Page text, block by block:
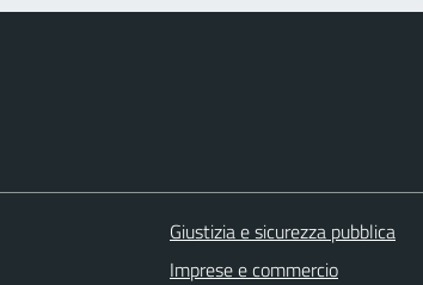
Giustizia e sicurezza pubblica
Imprese e commercio